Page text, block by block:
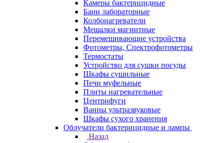
Камеры бактерицидные
Бани лабораторные
Колбонагреватели
Мешалки магнитные
Перемешивающие устройства
Фотометры, Спектрофотометры
Термостаты
Устройство для сушки посуды
Шкафы сушильные
Печи муфельные
Плиты нагревательные
Центрифуги
Ванны ультразвуковые
Шкафы сухого хранения
Облучатели бактерицидные и лампы
Назад